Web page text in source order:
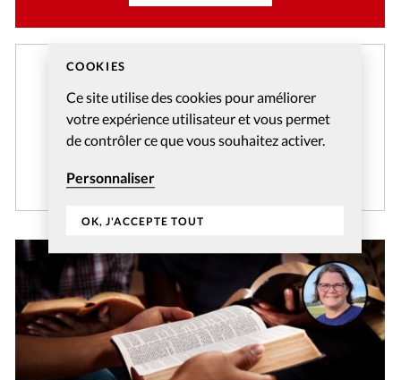
COOKIES
Ce site utilise des cookies pour améliorer
votre expérience utilisateur et vous permet
de contrôler ce que vous souhaitez activer.
Personnaliser
OK, J'ACCEPTE TOUT
Créer un compte gratuitement
Et profitez gratuitement de l'accès aux articles web
réservés aux abonnés pendant 14 jours.
CRÉER MON COMPTE